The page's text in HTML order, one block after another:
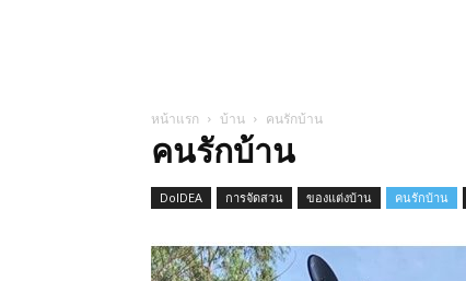
หน้าแรก บ้าน คนรักบ้าน
คนรักบ้าน
DoIDEA การจัดสวน ของแต่งบ้าน คนรักบ้าน